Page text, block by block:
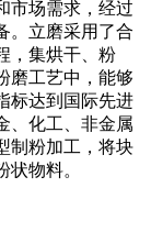
市场需求，经过
。立磨采用了合
，集烘干、粉
磨工艺中，能够
标达到国际先进
、化工、非金属
制粉加工，将块
物料。